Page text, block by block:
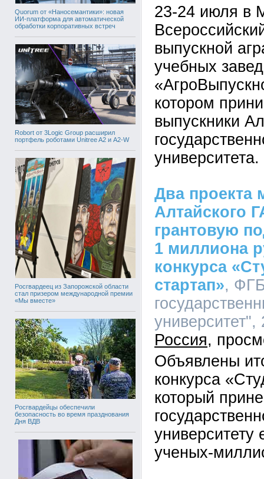
Quorum от «Наносемантики»: новая
ИИ-платформа для автоматической
обработки корпоративных встреч
Robort от 3Logic Group расширил
портфель роботами Unitree A2 и A2-W
Росгвардеец из Запорожской области
стал призером международной премии
«Мы вместе»
Росгвардейцы обеспечили
безопасность во время празднования
Дня ВДВ
23-24 июля в
выпускной
учебных
котором
выпускники
университета.
Два проекта
Алтайского
грантовую
1 миллиона
конкурса
стартап»,
Россия
Объявлены
конкурса
который
ученых-